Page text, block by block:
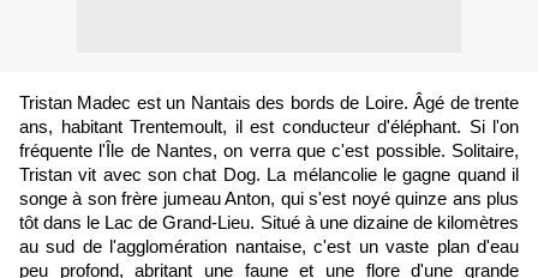
Tristan Madec est un Nantais des bords de Loire. Âgé de trente
ans, habitant Trentemoult, il est conducteur d'éléphant. Si l'on
fréquente l'Île de Nantes, on verra que c'est possible. Solitaire,
Tristan vit avec son chat Dog. La mélancolie le gagne quand il
songe à son frère jumeau Anton, qui s'est noyé quinze ans plus
tôt dans le Lac de Grand-Lieu. Situé à une dizaine de kilomètres
au sud de l'agglomération nantaise, c'est un vaste plan d'eau
peu profond, abritant une faune et une flore d'une grande